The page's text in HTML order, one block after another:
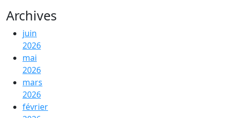
Archives
juin
2026
mai
2026
mars
2026
février